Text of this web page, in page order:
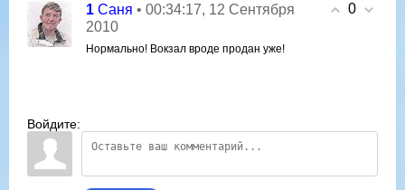
0
1 Саня • 00:34:17, 12 Сентября
2010
Нормально! Вокзал вроде продан уже!
Войдите: